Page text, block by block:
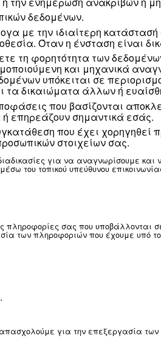
για την
έχουμε περιορίσει
μας ή για τη
κυβερνητικές
παράνομων
ή οικονομικής
της μεταβίβασης του
οποιασδήποτε συμβατικής
χωρίς περιορισμούς,
αφορούν εσάς και
προσωπικών